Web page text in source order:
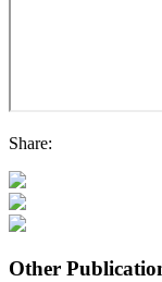
Share:
Other